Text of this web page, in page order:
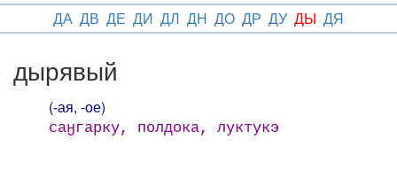
ДА ДВ ДЕ ДИ ДЛ ДН ДО ДР ДУ ДЫ ДЯ
дырявый
(-ая, -ое)
саӈгарку, полдока, луктукэ